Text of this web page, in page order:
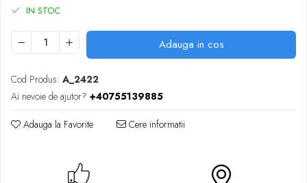
Ventilatoare
IN STOC
Adauga in cos
Cod Produs: A_2422
Ai nevoie de ajutor? +40755139885
Adauga la Favorite Cere informatii